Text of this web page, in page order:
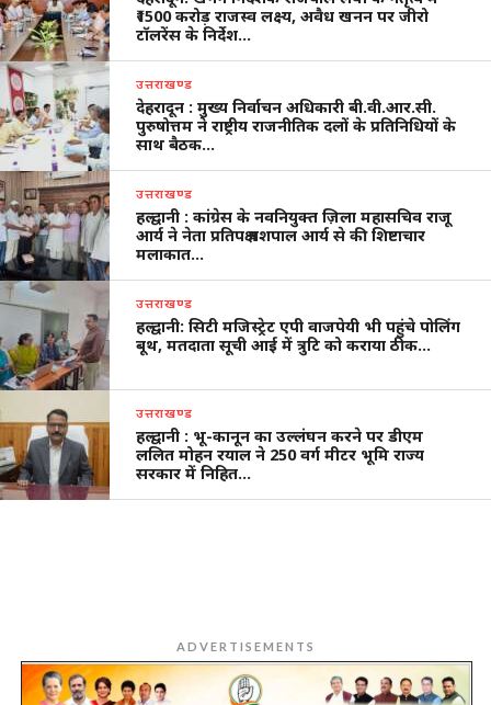
₹1500 करोड़ राजस्व लक्ष्य, अवैध खनन पर जीरो
टॉलरेंस के निर्देश…
उत्तराखण्ड
देहरादून : मुख्य निर्वाचन अधिकारी बी.वी.आर.सी.
पुरुषोत्तम ने राष्ट्रीय राजनीतिक दलों के प्रतिनिधियों के
साथ बैठक…
उत्तराखण्ड
हल्द्वानी : कांग्रेस के नवनियुक्त ज़िला महासचिव राजू
आर्य ने नेता प्रतिपक्ष यशपाल आर्य से की शिष्टाचार
मलाकात…
उत्तराखण्ड
हल्द्वानी: सिटी मजिस्ट्रेट एपी वाजपेयी भी पहुंचे पोलिंग
बूथ, मतदाता सूची आई में त्रुटि को कराया ठीक…
उत्तराखण्ड
हल्द्वानी : भू-कानून का उल्लंघन करने पर डीएम
ललित मोहन रयाल ने 250 वर्ग मीटर भूमि राज्य
सरकार में निहित…
ADVERTISEMENTS